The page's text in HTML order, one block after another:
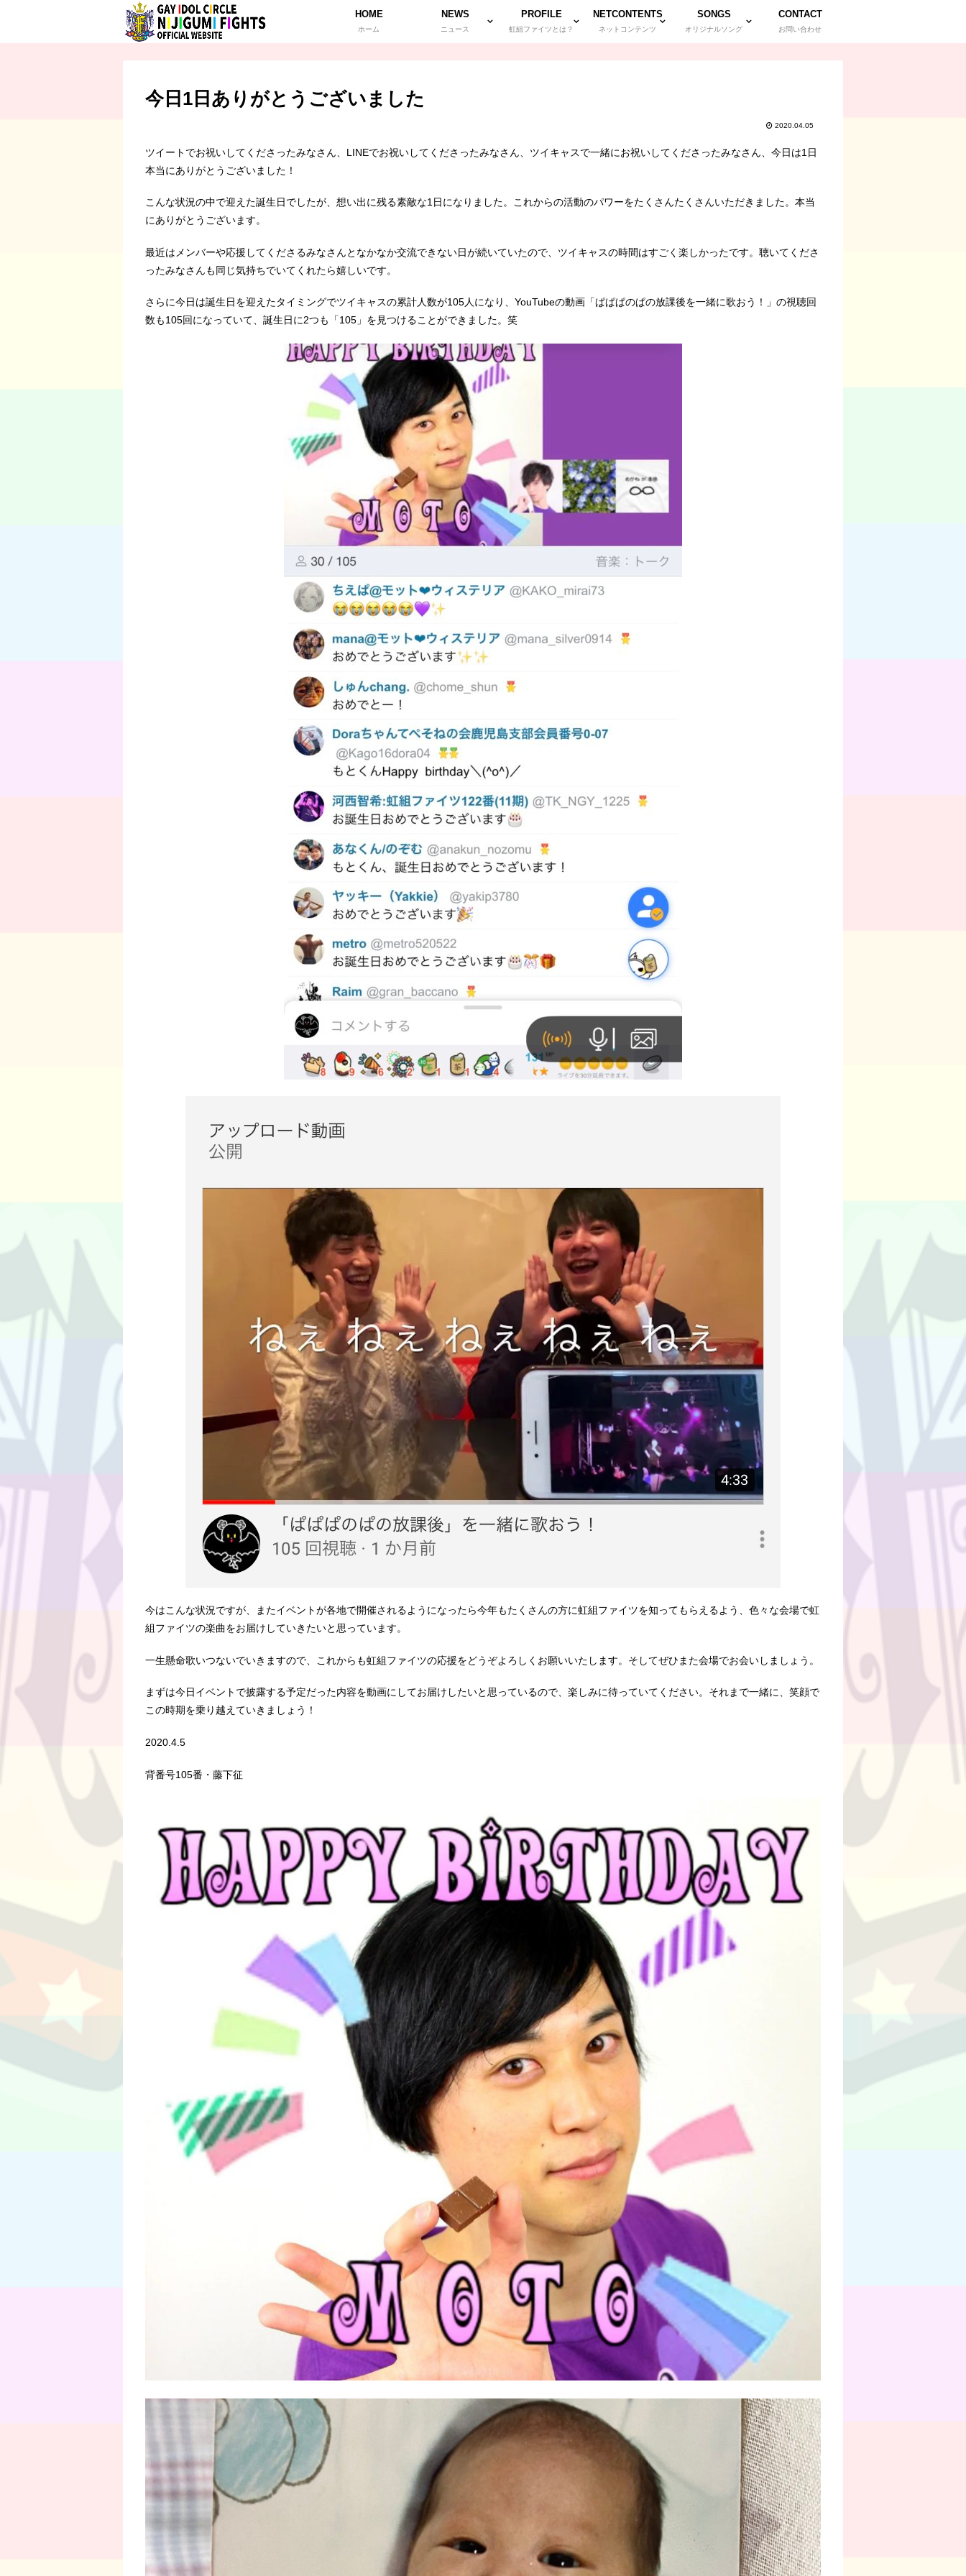
HOME
ホーム
NEWS
ニュース
PROFILE
虹組ファイツとは？
NETCONTENTS
ネットコンテンツ
SONGS
オリジナルソング
CONTACT
お問い合わせ
今日1日ありがとうございました
2020.04.05
ツイートでお祝いしてくださったみなさん、LINEでお祝いしてくださったみなさん、ツイキャスで一緒にお祝いしてくださったみなさん、今日は1日
本当にありがとうございました！
こんな状況の中で迎えた誕生日でしたが、想い出に残る素敵な1日になりました。これからの活動のパワーをたくさんたくさんいただきました。本当
にありがとうございます。
最近はメンバーや応援してくださるみなさんとなかなか交流できない日が続いていたので、ツイキャスの時間はすごく楽しかったです。聴いてくださ
ったみなさんも同じ気持ちでいてくれたら嬉しいです。
さらに今日は誕生日を迎えたタイミングでツイキャスの累計人数が105人になり、YouTubeの動画「ぱぱぱのぱの放課後を一緒に歌おう！」の視聴回
数も105回になっていて、誕生日に2つも「105」を見つけることができました。笑
今はこんな状況ですが、またイベントが各地で開催されるようになったら今年もたくさんの方に虹組ファイツを知ってもらえるよう、色々な会場で虹
組ファイツの楽曲をお届けしていきたいと思っています。
一生懸命歌いつないでいきますので、これからも虹組ファイツの応援をどうぞよろしくお願いいたします。そしてぜひまた会場でお会いしましょう。
まずは今日イベントで披露する予定だった内容を動画にしてお届けしたいと思っているので、楽しみに待っていてください。それまで一緒に、笑顔で
この時期を乗り越えていきましょう！
2020.4.5
背番号105番・藤下征